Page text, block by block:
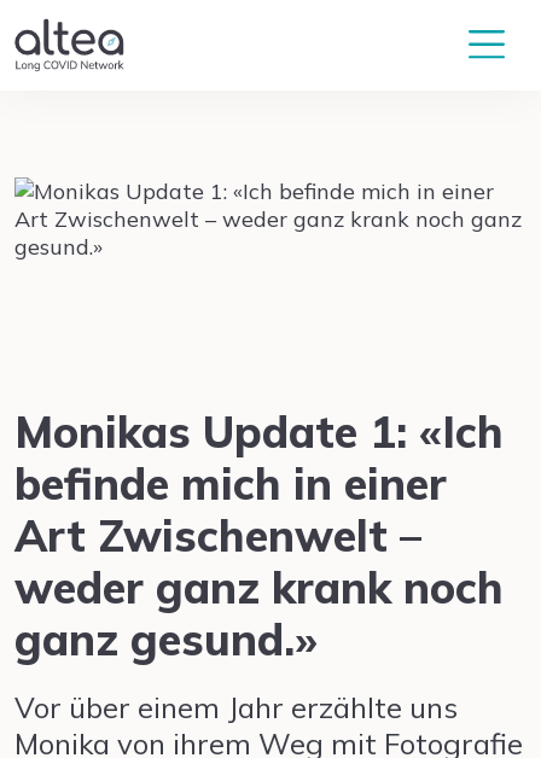
Monikas Update 1: «Ich
befinde mich in einer
Art Zwischenwelt –
weder ganz krank noch
ganz gesund.»
Vor über einem Jahr erzählte uns
Monika von ihrem Weg mit Fotografie